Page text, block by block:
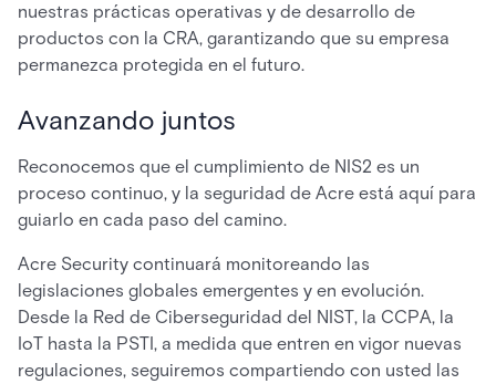
nuestras prácticas operativas y de desarrollo de
productos con la CRA, garantizando que su empresa
permanezca protegida en el futuro.
Avanzando juntos
Reconocemos que el cumplimiento de NIS2 es un
proceso continuo, y la seguridad de Acre está aquí para
guiarlo en cada paso del camino.
Acre Security continuará monitoreando las
legislaciones globales emergentes y en evolución.
Desde la Red de Ciberseguridad del NIST, la CCPA, la
IoT hasta la PSTI, a medida que entren en vigor nuevas
regulaciones, seguiremos compartiendo con usted las